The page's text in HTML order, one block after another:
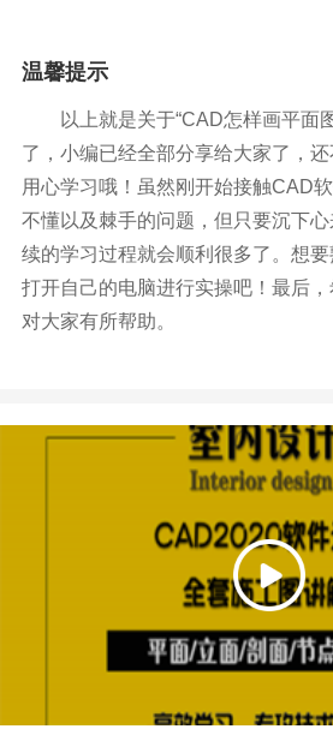
温馨提示
以上就是关于“CAD怎样画平面
了，小编已经全部分享给大家了，
用心学习哦！虽然刚开始接触CAD
不懂以及棘手的问题，但只要沉下
续的学习过程就会顺利很多了。想
打开自己的电脑进行实操吧！最后
对大家有所帮助。